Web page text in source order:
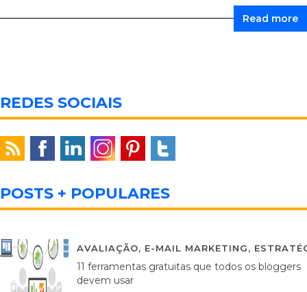
Read more
REDES SOCIAIS
POSTS + POPULARES
AVALIAÇÃO, E-MAIL MARKETING,
11 ferramentas gratuitas que todos os bloggers
devem usar